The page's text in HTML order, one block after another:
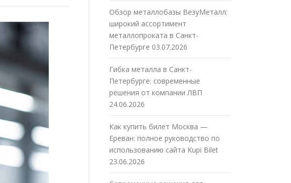
Обзор металлобазы ВезуМеталл:
широкий ассортимент
металлопроката в Санкт-
Петербурге 03.07.2026
Гибка металла в Санкт-
Петербурге: современные
решения от компании ЛВП
24.06.2026
Как купить билет Москва —
Ереван: полное руководство по
использованию сайта Kupi Bilet
23.06.2026